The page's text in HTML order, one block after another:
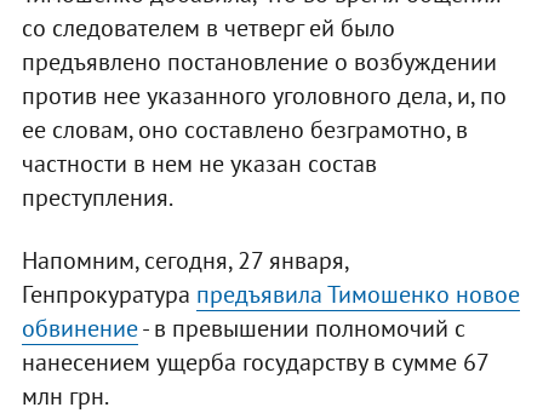
со следователем в четверг ей было
предъявлено постановление о возбуждении
против нее указанного уголовного дела, и, по
ее словам, оно составлено безграмотно, в
частности в нем не указан состав
преступления.
Напомним, сегодня, 27 января,
Генпрокуратура предъявила Тимошенко новое
обвинение- в превышении полномочий с
нанесением ущерба государству в сумме 67
млн грн.